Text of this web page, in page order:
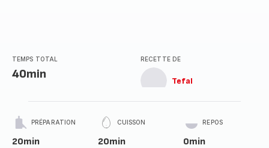
TEMPS TOTAL
40min
RECETTE DE
Tefal
PRÉPARATION
20min
CUISSON
20min
REPOS
0min